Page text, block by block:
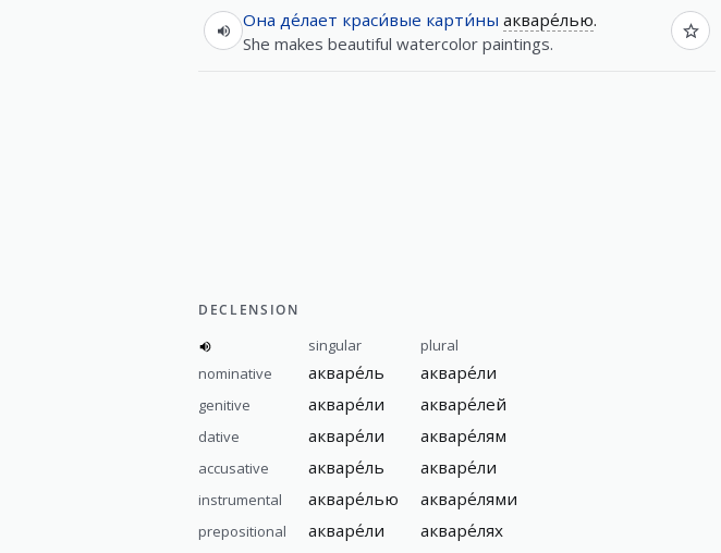
Она де́лает краси́вые карти́ны акваре́лью.
She makes beautiful watercolor paintings.
DECLENSION
singular
plural
nominative
акваре́ль акваре́ли
genitive акваре́ли акваре́лей
dative акваре́ли акваре́лям
accusative акваре́ль акваре́ли
instrumental акваре́лью акваре́лями
prepositional акваре́ли акваре́лях